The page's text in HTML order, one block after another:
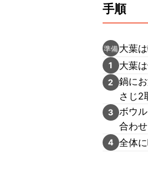
手順
準備 大葉
1 大葉
2
鍋に
さじ2
3 ボウ
合わせ
4 全体